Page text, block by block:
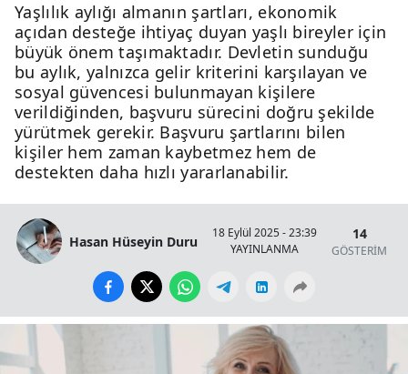
Yaşlılık aylığı almanın şartları, ekonomik
açıdan desteğe ihtiyaç duyan yaşlı bireyler için
büyük önem taşımaktadır. Devletin sunduğu
bu aylık, yalnızca gelir kriterini karşılayan ve
sosyal güvencesi bulunmayan kişilere
verildiğinden, başvuru sürecini doğru şekilde
yürütmek gerekir. Başvuru şartlarını bilen
kişiler hem zaman kaybetmez hem de
destekten daha hızlı yararlanabilir.
Hasan Hüseyin Duru
18 Eylül 2025 - 23:39
YAYINLANMA
14
GÖSTERİM